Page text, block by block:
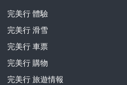
完美行體驗
完美行滑雪
完美行車票
完美行購物
完美行旅遊情報